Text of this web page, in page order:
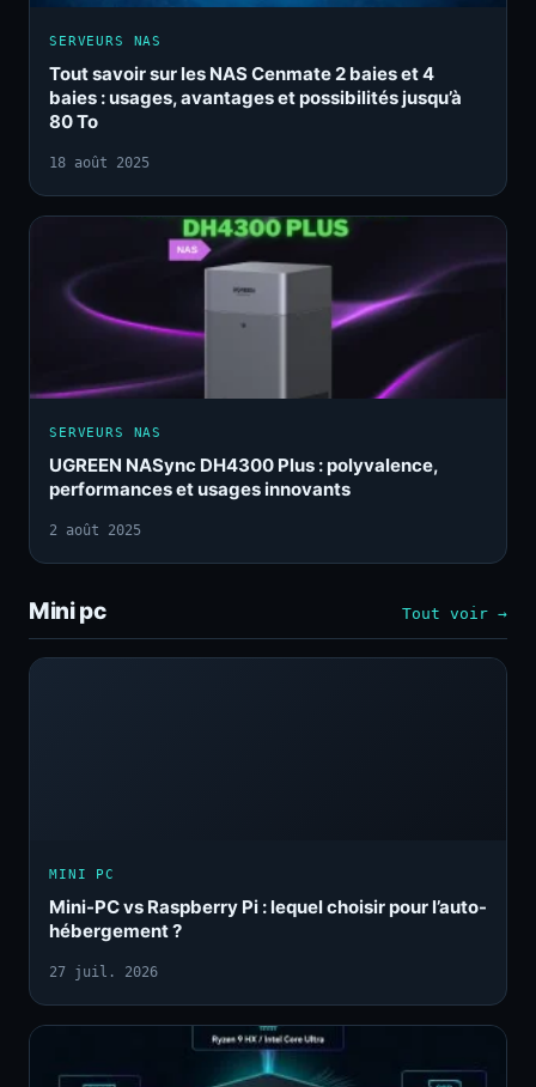
SERVEURS NAS
Tout savoir sur les NAS Cenmate 2 baies et 4
baies : usages, avantages et possibilités jusqu’à
80 To
18 août 2025
SERVEURS NAS
UGREEN NASync DH4300 Plus : polyvalence,
performances et usages innovants
2 août 2025
Mini pc Tout voir →
MINI PC
Mini-PC vs Raspberry Pi : lequel choisir pour l’auto-
hébergement ?
27 juil. 2026